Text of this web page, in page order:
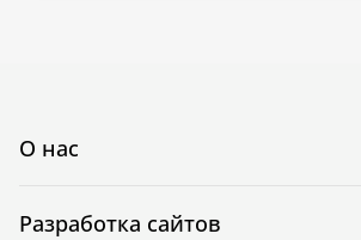
О нас
Разработка сайтов